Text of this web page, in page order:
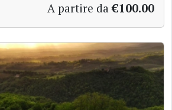
A partire da €100.00